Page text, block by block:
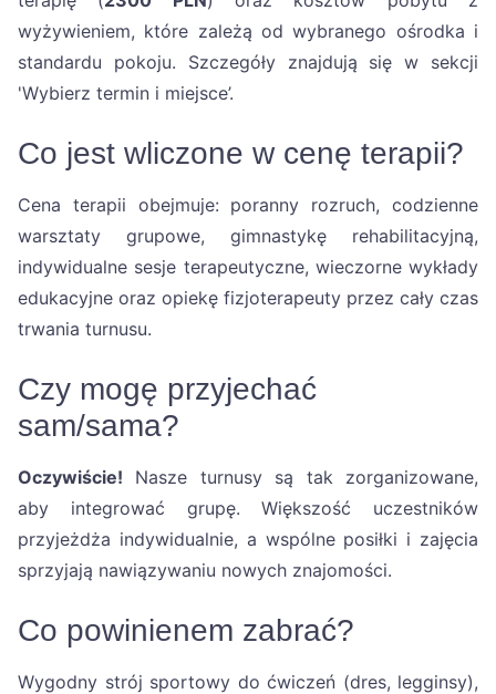
wyżywieniem, które zależą od wybranego ośrodka i
standardu pokoju. Szczegóły znajdują się w sekcji
'Wybierz termin i miejsce’.
Co jest wliczone w cenę terapii?
Cena terapii obejmuje: poranny rozruch, codzienne
warsztaty grupowe, gimnastykę rehabilitacyjną,
indywidualne sesje terapeutyczne, wieczorne wykłady
edukacyjne oraz opiekę fizjoterapeuty przez cały czas
trwania turnusu.
Czy mogę przyjechać
sam/sama?
Oczywiście! Nasze turnusy są tak zorganizowane,
aby integrować grupę. Większość uczestników
przyjeżdża indywidualnie, a wspólne posiłki i zajęcia
sprzyjają nawiązywaniu nowych znajomości.
Co powinienem zabrać?
Wygodny strój sportowy do ćwiczeń (dres, legginsy),